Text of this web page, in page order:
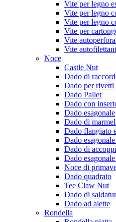
Vite per legno
Vite per legno
Vite per legno
Vite per
Vite
Vite
Noce
Castle Nut
Dado di
Dado per rivetti
Dado Pallet
Dado con
Dado esagonale
Dado di
Dado flangiato
Dado
Dado di
Dado
Noce di
Dado quadrato
Tee Claw Nut
Dado di
Dado ad alette
Rondella